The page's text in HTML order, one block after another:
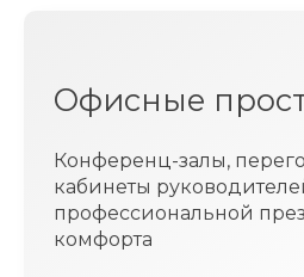
Офисные
Конференц-залы,
кабинеты
профессиональной
комфорта